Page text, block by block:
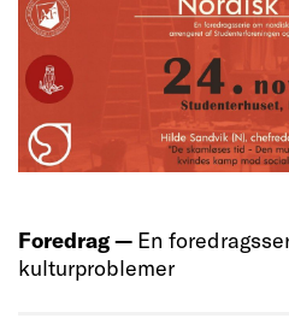
Foredrag — En
kulturproblemer